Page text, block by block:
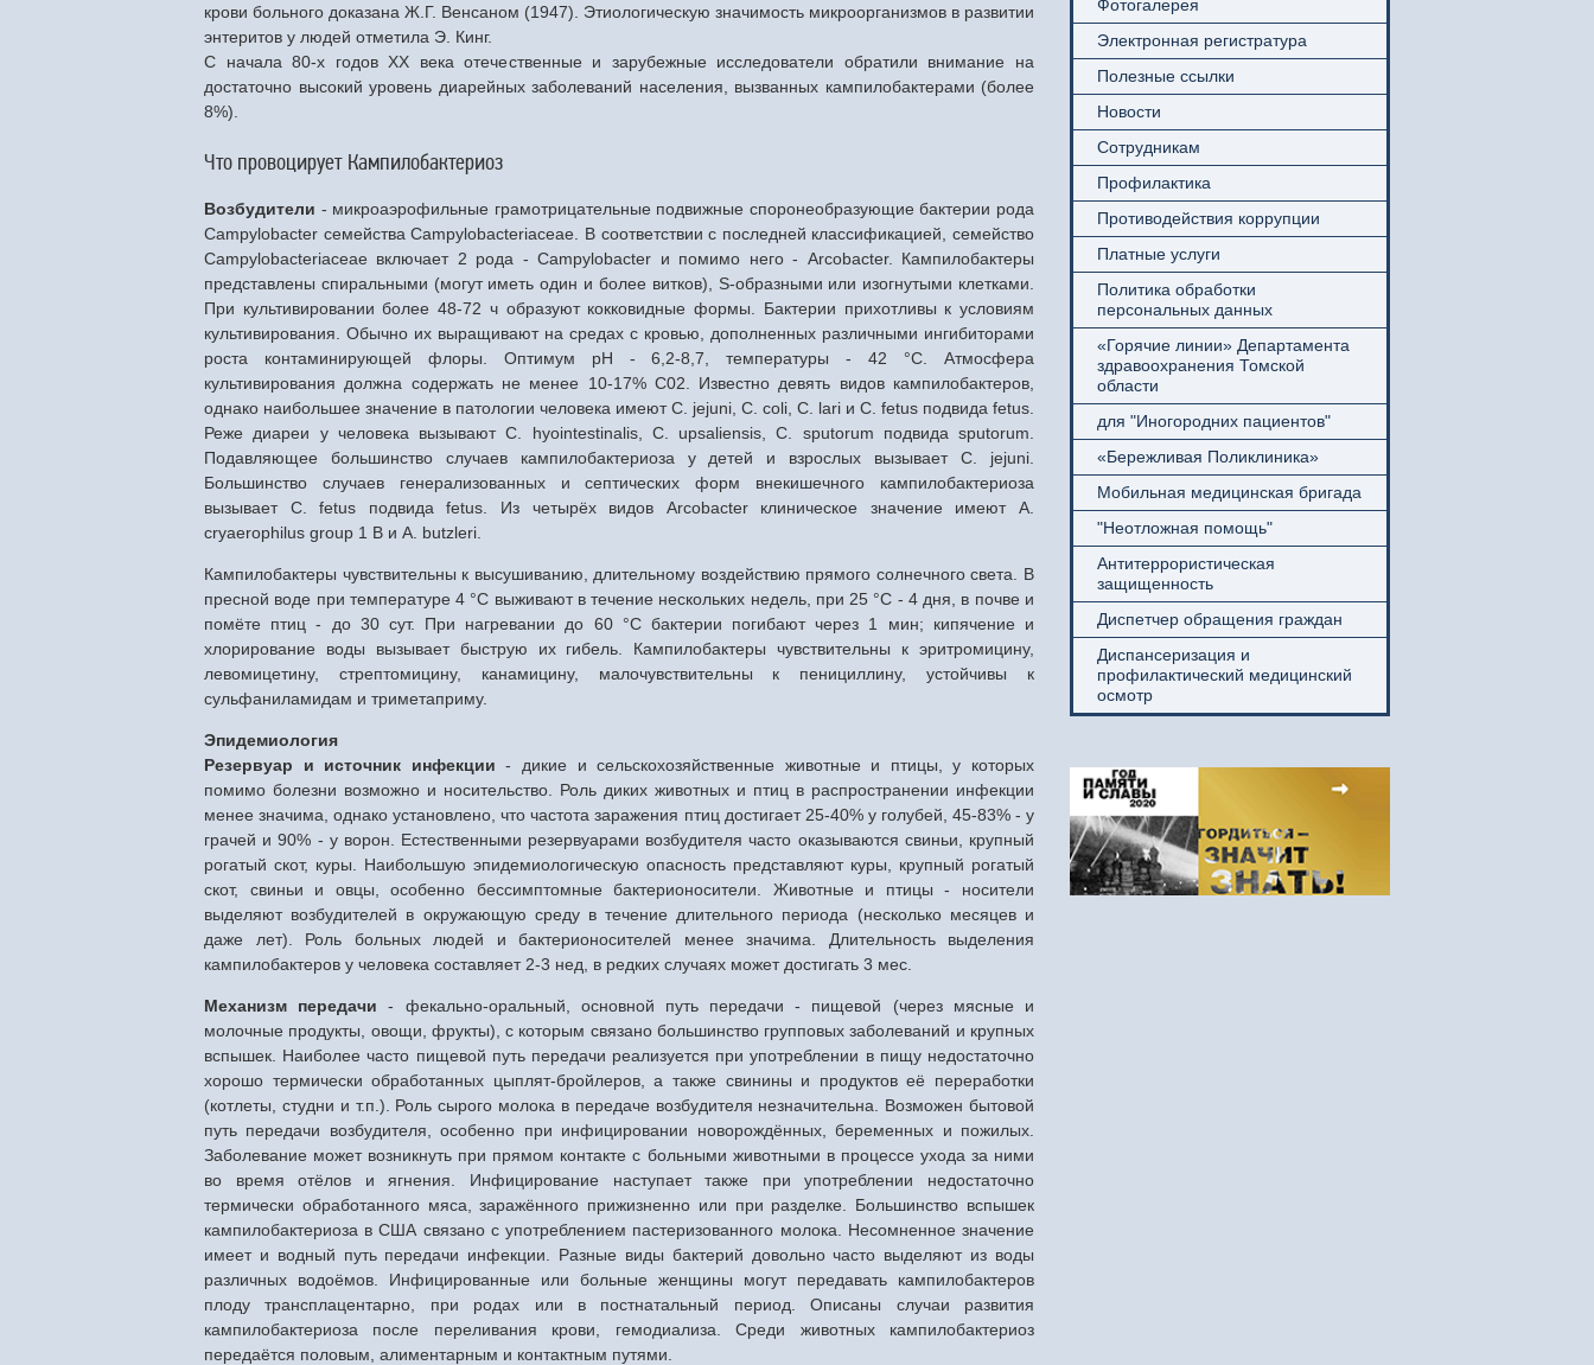
Фотогалерея
Электронная регистратура
Полезные ссылки
Новости
Сотрудникам
Профилактика
Противодействия коррупции
Платные услуги
Политика обработки
персональных данных
«Горячие линии» Департамента
здравоохранения Томской
области
для "Иногородних пациентов"
«Бережливая Поликлиника»
Мобильная медицинская бригада
"Неотложная помощь"
Антитеррористическая
защищенность
Диспетчер обращения граждан
Диспансеризация и
профилактический медицинский
осмотр
крови больного доказана Ж.Г. Венсаном (1947). Этиологическую значимость микроорганизмов в развитии
энтеритов у людей отметила Э. Кинг.
С начала 80-х годов XX века отечественные и зарубежные исследователи обратили внимание на
достаточно высокий уровень диарейных заболеваний населения, вызванных кампилобактерами (более
8%).
Что провоцирует Кампилобактериоз
Возбудители - микроаэрофильные грамотрицательные подвижные споронеобразующие бактерии рода
Campylobacter семейства Campylobacteriaceae. В соответствии с последней классификацией, семейство
Campylobacteriaceae включает 2 рода - Campylobacter и помимо него - Arcobacter. Кампилобактеры
представлены спиральными (могут иметь один и более витков), S-образными или изогнутыми клетками.
При культивировании более 48-72 ч образуют кокковидные формы. Бактерии прихотливы к условиям
культивирования. Обычно их выращивают на средах с кровью, дополненных различными ингибиторами
роста контаминирующей флоры. Оптимум рН - 6,2-8,7, температуры - 42 °С. Атмосфера
культивирования должна содержать не менее 10-17% С02. Известно девять видов кампилобактеров,
однако наибольшее значение в патологии человека имеют С. jejuni, С. coli, С. lari и С. fetus подвида fetus.
Реже диареи у человека вызывают С. hyointestinalis, С. upsaliensis, С. sputorum подвида sputorum.
Подавляющее большинство случаев кампилобактериоза у детей и взрослых вызывает С. jejuni.
Большинство случаев генерализованных и септических форм внекишечного кампилобактериоза
вызывает С. fetus подвида fetus. Из четырёх видов Arcobacter клиническое значение имеют A.
cryaerophilus group 1 В и A. butzleri.
Кампилобактеры чувствительны к высушиванию, длительному воздействию прямого солнечного света. В
пресной воде при температуре 4 °С выживают в течение нескольких недель, при 25 °С - 4 дня, в почве и
помёте птиц - до 30 сут. При нагревании до 60 °С бактерии погибают через 1 мин; кипячение и
хлорирование воды вызывает быструю их гибель. Кампилобактеры чувствительны к эритромицину,
левомицетину, стрептомицину, канамицину, малочувствительны к пенициллину, устойчивы к
сульфаниламидам и триметаприму.
Эпидемиология
Резервуар и источник инфекции - дикие и сельскохозяйственные животные и птицы, у которых
помимо болезни возможно и носительство. Роль диких животных и птиц в распространении инфекции
менее значима, однако установлено, что частота заражения птиц достигает 25-40% у голубей, 45-83% - у
грачей и 90% - у ворон. Естественными резервуарами возбудителя часто оказываются свиньи, крупный
рогатый скот, куры. Наибольшую эпидемиологическую опасность представляют куры, крупный рогатый
скот, свиньи и овцы, особенно бессимптомные бактерионосители. Животные и птицы - носители
выделяют возбудителей в окружающую среду в течение длительного периода (несколько месяцев и
даже лет). Роль больных людей и бактерионосителей менее значима. Длительность выделения
кампилобактеров у человека составляет 2-3 нед, в редких случаях может достигать 3 мес.
Механизм передачи - фекально-оральный, основной путь передачи - пищевой (через мясные и
молочные продукты, овощи, фрукты), с которым связано большинство групповых заболеваний и крупных
вспышек. Наиболее часто пищевой путь передачи реализуется при употреблении в пищу недостаточно
хорошо термически обработанных цыплят-бройлеров, а также свинины и продуктов её переработки
(котлеты, студни и т.п.). Роль сырого молока в передаче возбудителя незначительна. Возможен бытовой
путь передачи возбудителя, особенно при инфицировании новорождённых, беременных и пожилых.
Заболевание может возникнуть при прямом контакте с больными животными в процессе ухода за ними
во время отёлов и ягнения. Инфицирование наступает также при употреблении недостаточно
термически обработанного мяса, заражённого прижизненно или при разделке. Большинство вспышек
кампилобактериоза в США связано с употреблением пастеризованного молока. Несомненное значение
имеет и водный путь передачи инфекции. Разные виды бактерий довольно часто выделяют из воды
различных водоёмов. Инфицированные или больные женщины могут передавать кампилобактеров
плоду трансплацентарно, при родах или в постнатальный период. Описаны случаи развития
кампилобактериоза после переливания крови, гемодиализа. Среди животных кампилобактериоз
передаётся половым, алиментарным и контактным путями.